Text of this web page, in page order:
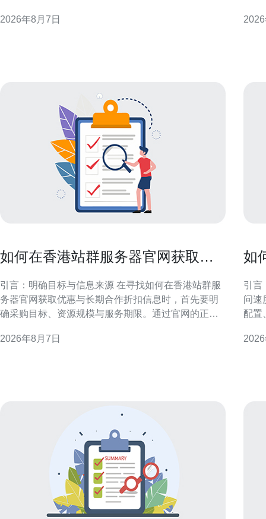
时间内恢复访问。 1. 初步信息与证据收集 首先收集故
2026年8月7日
与GEO优化。 选
如何在香港站群服务器官网获取优
引言：明确目标与信息来源 在寻找如何在香港站群服
务器官网获取优惠与长期合作折扣信息时，首先要明
确采购目标、资源规模与服务期限。通过官网的正式
重官网途径与谈判策略，帮助企业在香港区域稳妥争
2026年8月7日
如
引言
问速
配置
的前提